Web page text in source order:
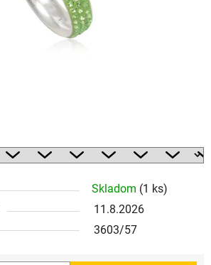
Skladom (1 ks)
11.8.2026
3603/57